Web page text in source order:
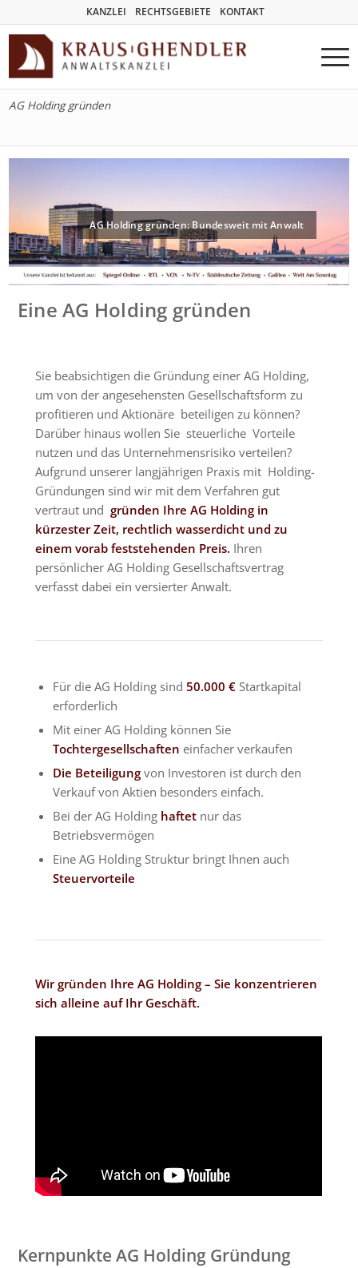
KANZLEI RECHTSGEBIETE KONTAKT
AG Holding gründen
AG Holding gründen: Bundesweit mit Anwalt
Eine AG Holding gründen
Sie beabsichtigen die Gründung einer AG Holding,
um von der angesehensten Gesellschaftsform zu
profitieren und Aktionäre beteiligen zu können?
Darüber hinaus wollen Sie steuerliche Vorteile
nutzen und das Unternehmensrisiko verteilen?
Aufgrund unserer langjährigen Praxis mit Holding-
Gründungen sind wir mit dem Verfahren gut
vertraut undgründen Ihre AG Holding in
kürzester Zeit, rechtlich wasserdicht und zu
einem vorab feststehenden Preis. Ihren
persönlicher AG Holding Gesellschaftsvertrag
verfasst dabei ein versierter Anwalt.
Für die AG Holding sind50.000 €Startkapital
erforderlich
Mit einer AG Holding können Sie
Tochtergesellschaften einfacher verkaufen
Die Beteiligung von Investoren ist durch den
Verkauf von Aktien besonders einfach.
Bei der AG Holding haftet nur das
Betriebsvermögen
Eine AG Holding Struktur bringt Ihnen auch
Steuervorteile
Wir gründen Ihre AG Holding – Sie konzentrieren
sich alleine auf Ihr Geschäft.
Kernpunkte AG Holding Gründung